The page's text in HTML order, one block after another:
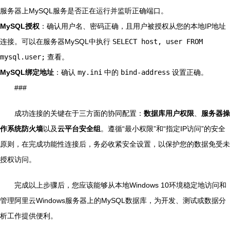
服务器上MySQL服务是否正在运行并监听正确端口。
MySQL授权 ：确认用户名、密码正确，且用户被授权从您的本地IP地址
连接。可以在服务器MySQL中执行 SELECT host, user FROM
mysql.user; 查看。
MySQL绑定地址 ：确认 my.ini 中的 bind-address 设置正确。
###
成功连接的关键在于三方面的协同配置： 数据库用户权限
服务器操
作系统防火墙以及云平台安全组 。遵循“最小权限”和“指定IP访问”的安全
原则，在完成功能性连接后，务必收紧安全设置，以保护您的数据免受未
授权访问。
完成以上步骤后，您应该能够从本地Windows 10环境稳定地访问和
管理阿里云Windows服务器上的MySQL数据库，为开发、测试或数据分
析工作提供便利。